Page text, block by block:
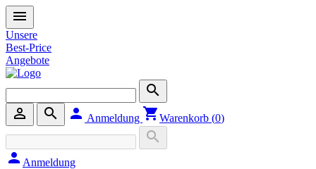
menu
Unsere
Best-Price
Angebote
search
person_outline
search person Anmeldung shopping_cartWarenkorb (0)
search
person Anmeldung